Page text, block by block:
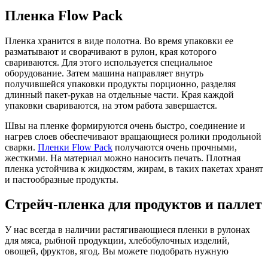
Пленка Flow Pack
Пленка хранится в виде полотна. Во время упаковки ее
разматывают и сворачивают в рулон, края которого
свариваются. Для этого используется специальное
оборудование. Затем машина направляет внутрь
получившейся упаковки продукты порционно, разделяя
длинный пакет-рукав на отдельные части. Края каждой
упаковки свариваются, на этом работа завершается.
Швы на пленке формируются очень быстро, соединение и
нагрев слоев обеспечивают вращающиеся ролики продольной
сварки. Пленки Flow Pack получаются очень прочными,
жесткими. На материал можно наносить печать. Плотная
пленка устойчива к жидкостям, жирам, в таких пакетах хранят
и пастообразные продукты.
Стрейч-пленка для продуктов и паллет
У нас всегда в наличии растягивающиеся пленки в рулонах
для мяса, рыбной продукции, хлебобулочных изделий,
овощей, фруктов, ягод. Вы можете подобрать нужную